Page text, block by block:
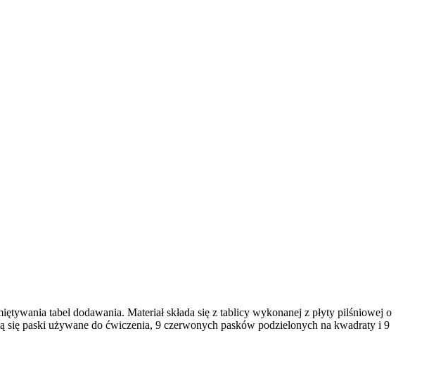
tabel dodawania. Materiał składa się z tablicy wykonanej z płyty pilśniowej o
paski używane do ćwiczenia, 9 czerwonych pasków podzielonych na kwadraty i 9